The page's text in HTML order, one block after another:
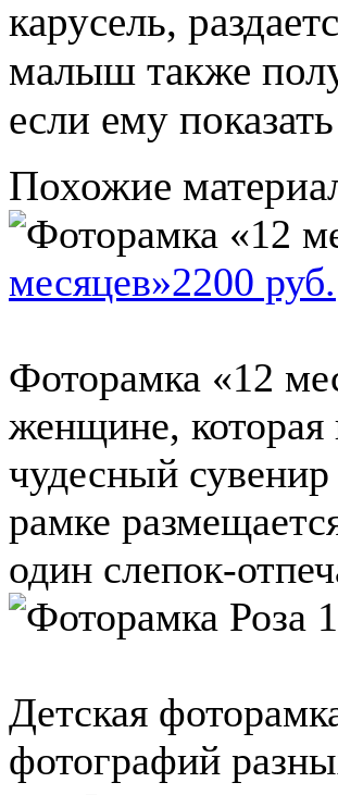
карусель,
малыш также
если ему
Похожие
месяцев»2200 руб.
Фоторамка «12
женщине,
чудесный
рамке
один слепок-
Детская
фотографий